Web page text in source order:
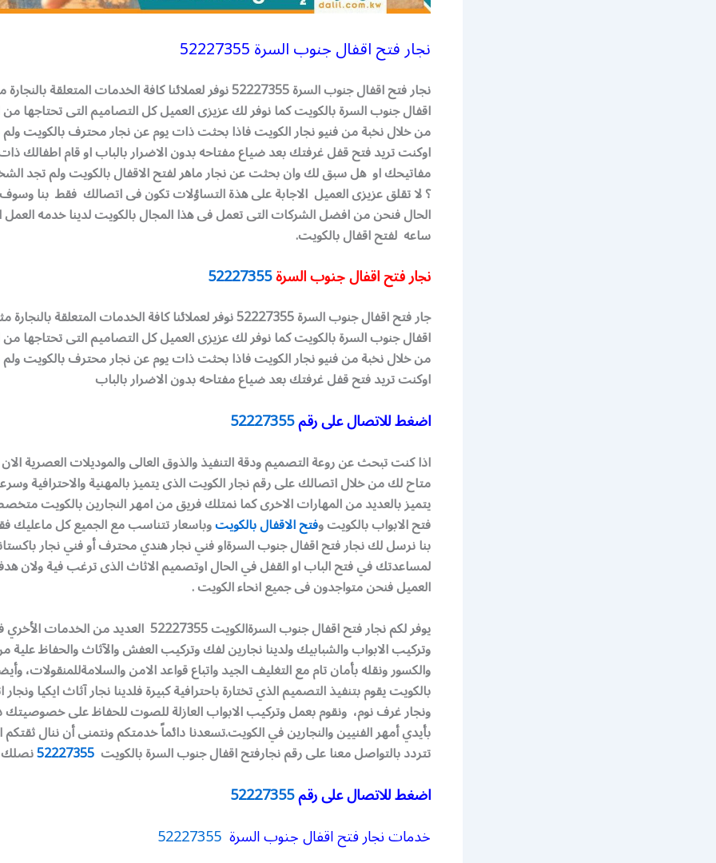
نجار فتح اقفال جنوب السرة 52227355
نجار فتح اقفال جنوب السرة 52227355 نوفر لعملائنا كافة الخدمات المتعلقة
اقفال جنوب السرة بالكويت كما نوفر لك عزيزى العميل كل التصاميم التى تحتاجها
من خلال نخبة من فنيو نجار الكويت فاذا بحثت ذات يوم عن نجار محترف بالكويت
اوكنت تريد فتح قفل غرفتك بعد ضياع مفتاحه بدون الاضرار بالباب او قام اطفالك
مفاتيحك او هل سبق لك وان بحثت عن نجار ماهر لفتح الاقفال بالكويت ولم تجد
؟ لا تقلق عزيزى العميل الاجابة على هذة التساؤلات تكون فى اتصالك فقط بنا
الحال فنحن من افضل الشركات التى تعمل فى هذا المجال بالكويت لدينا خدمه
ساعه لفتح اقفال بالكويت.
نجار فتح اقفال جنوب السرة52227355
جار فتح اقفال جنوب السرة 52227355 نوفر لعملائنا كافة الخدمات المتعلقة
اقفال جنوب السرة بالكويت كما نوفر لك عزيزى العميل كل التصاميم التى تحتاجها
من خلال نخبة من فنيو نجار الكويت فاذا بحثت ذات يوم عن نجار محترف بالكويت
اوكنت تريد فتح قفل غرفتك بعد ضياع مفتاحه بدون الاضرار بالباب
اضغط للاتصال على رقم52227355
اذا كنت تبحث عن روعة التصميم ودقة التنفيذ والذوق العالى والموديلات العصرية
متاح لك من خلال اتصالك على رقم نجار الكويت الذى يتميز بالمهنية والاحترافية
يتميز بالعديد من المهارات الاخرى كما نمتلك فريق من امهر النجارين بالكويت
فتح الابواب بالكويت وفتح الاقفال بالكويتوباسعار تتناسب مع الجميع كل ماعليك
بنا نرسل لك نجار فتح اقفال جنوب السرةاو فني نجار هندي محترف أو فني نجار
لمساعدتك في فتح الباب او القفل في الحال اوتصميم الاثاث الذى ترغب فية ولان
العميل فنحن متواجدون فى جميع انحاء الكويت .
يوفر لكم نجار فتح اقفال جنوب السرةالكويت 52227355
وتركيب الابواب والشبابيك ولدينا نجارين لفك وتركيب العفش والآثاث والحفاظ
والكسور ونقله بأمان تام مع التغليف الجيد واتباع قواعد الامن والسلامةللمنقولات،
بالكويت يقوم بتنفيذ التصميم الذي تختارة باحترافية كبيرة فلدينا نجار آثاث ايكيا
ونجار غرف نوم، ونقوم بعمل وتركيب الابواب العازلة للصوت للحفاظ على
بأيدي أمهر الفنيين والنجارين في الكويت.تسعدنا دائماً خدمتكم ونتمنى أن ننال ثقتكم
تتردد بالتواصل معنا على رقم نجارفتح اقفال جنوب السرة بالكويت 52227355نصلك
اضغط للاتصال على رقم52227355
خدمات نجار فتح اقفال جنوب السرة 52227355